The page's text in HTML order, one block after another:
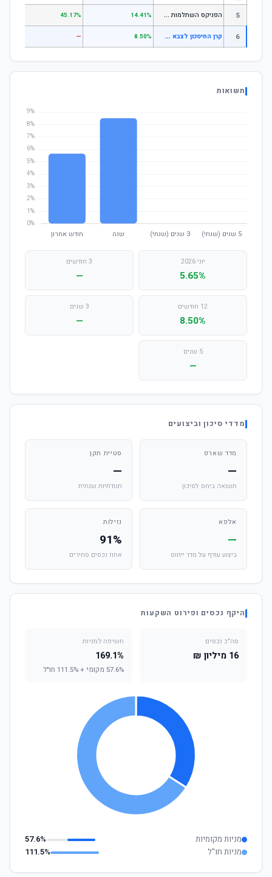
5 ה
פניקס השתלמות כללי 14.41%
45.17%
6 ק
רן החיסכון לצבא הקבע -משולב סחיר 8.50%
—
תשואות
יוני 2026
5.65%
3 חודשים
—
12 חודשים
8.50%
3 שנים
—
5 שנים
—
מדדי סיכון וביצועים
מדד שארפ
—
תשואה ביחס לסיכון
סטיית תקן
—
תנודתיות שנתית
אלפא
—
ביצוע עודף על מדד ייחוס
נזילות
91%
אחוז נכסים סחירים
היקף נכסים ופירוט השקעות
סה"כ נכסים
16 מיליון ₪
חשיפה למניות
169.1%
57.6% מקומי + 111.5% חו"ל
מניות מקומיות
57.6%
מניות חו"ל
111.5%